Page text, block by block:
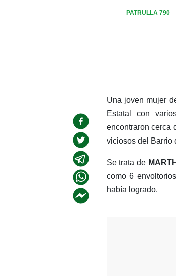
PATRULLA 790
Una joven mujer
Estatal con
encontraron cerca
viciosos del Barrio
Se trata de
como 6
había logrado.